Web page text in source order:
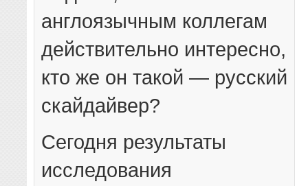
англоязычным коллегам
действительно интересно,
кто же он такой — русский
скайдайвер?
Сегодня результаты
исследования